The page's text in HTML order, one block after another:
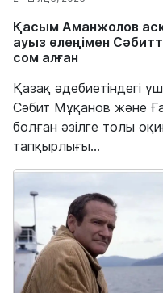
Қасым Аманжолов
ауыз өлеңімен
сом алған
Қазақ
Сәбит Мұқанов және
болған әзілге толы
тапқырлығы...